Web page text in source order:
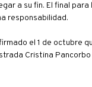
a su fin. El final
responsabilidad.
el 1 de octubre
Cristina